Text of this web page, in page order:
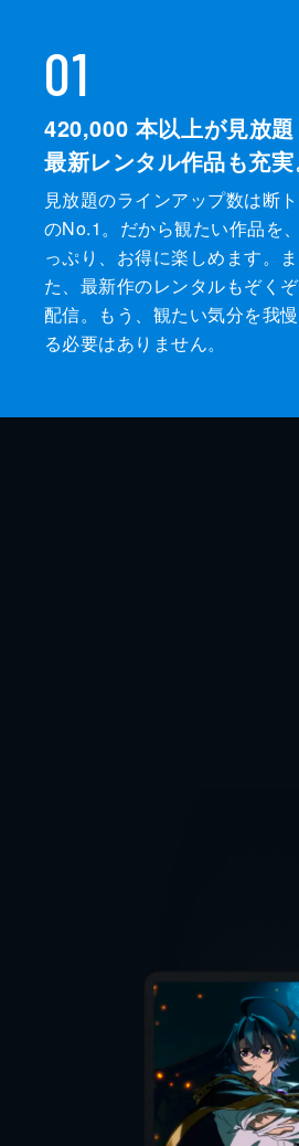
01
420,000 本以上が見放題
最新レンタル作品も充実
見放題のラインアップ数は断
のNo.1。だから観たい作品を
っぷり、お得に楽しめます。ま
た、最新作のレンタルもぞくぞ
配信。もう、観たい気分を我
る必要はありません。